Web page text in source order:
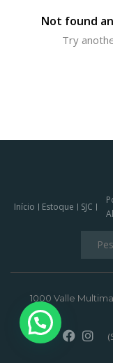
Not found
Try
Início Estoque SJC
1000 Valle